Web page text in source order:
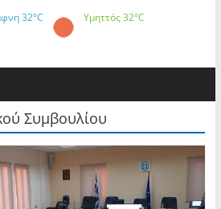
32°C Υμηττός32°C
Συμβουλίου